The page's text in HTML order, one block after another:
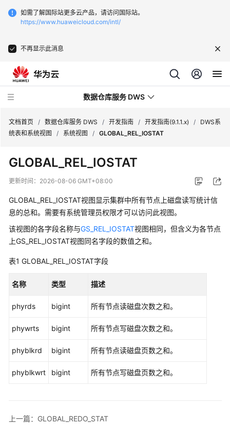
如需了解国际站更多云产品，请访问国际站。
https://www.huaweicloud.com/intl/
不再显示此消息
数据仓库服务 DWS
新
动
服
公
告
品
绍
计
说
门
文档首页 / 数据仓库服务 DWS / 开发指南 / 开发指南(9.1.1.x) /
DWS系
统表和系统视图
/ 系统视图 / GLOBAL_REL_IOSTAT
GLOBAL_REL_IOSTAT
更新时间： 2026-08-06 GMT+08:00
GLOBAL_REL_IOSTAT视图显示集群中所有节点上磁盘读写统计信
息的总和。需要有系统管理员权限才可以访问此视图。
该视图的各字段名称与GS_REL_IOSTAT视图相同，但含义为各节点
上GS_REL_IOSTAT视图同名字段的数值之和。
表1 GLOBAL_REL_IOSTAT字段
名称 类型 描述
phyrds bigint 所有节点读磁盘次数之和。
phywrts bigint 所有节点写磁盘次数之和。
phyblkrd bigint 所有节点读磁盘页数之和。
phyblkwrt bigint 所有节点写磁盘页数之和。
上一篇：GLOBAL_REDO_STAT